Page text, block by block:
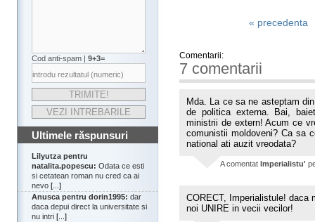
Cod anti-spam | 9+3=
Ultimele răspunsuri
Lilyutza pentru
natalita.popescu: Odata ce esti
si cetatean roman nu cred ca ai
nevo [...]
Anusca pentru dorin1995: dar
daca depui direct la universitate si
nu intri [...]
« precedenta
Comentarii:
7 comentarii
Mda. La ce sa ne asteptam
de politica externa. Bai,
ministrii de extern! Acum ce
comunistii moldoveni? Ca sa
national ati auzit vreodata?
A comentat Imperialistu'
CORECT, Imperialistule! daca
noi UNIRE in vecii vecilor!